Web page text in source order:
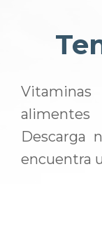
Descarga
encuentra